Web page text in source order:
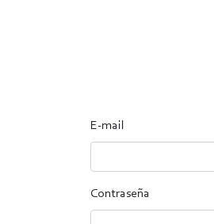
E-mail
Contraseña